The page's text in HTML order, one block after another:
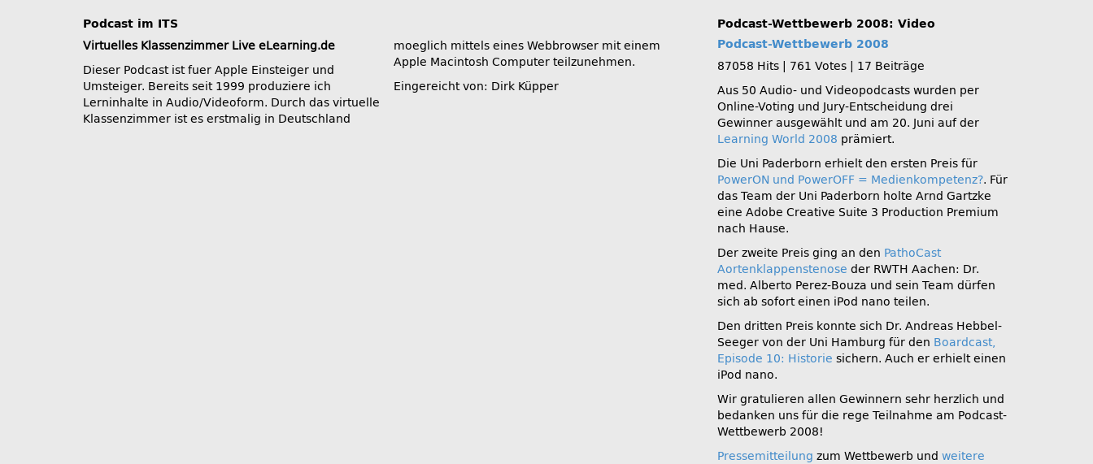
Podcast im ITS
Virtuelles Klassenzimmer Live eLearning.de
Dieser Podcast ist fuer Apple Einsteiger und
Umsteiger. Bereits seit 1999 produziere ich
Lerninhalte in Audio/Videoform. Durch das virtuelle
Klassenzimmer ist es erstmalig in Deutschland
moeglich mittels eines Webbrowser mit einem
Apple Macintosh Computer teilzunehmen.
Eingereicht von: Dirk Küpper
Podcast-Wettbewerb 2008: Video
Podcast-Wettbewerb 2008
87058 Hits
761 Votes
17 Beiträge
Aus 50 Audio- und Videopodcasts wurden per
Online-Voting und Jury-Entscheidung drei
Gewinner ausgewählt und am 20. Juni auf der
Learning World 2008 prämiert.
Die Uni Paderborn erhielt den ersten Preis für
PowerON und PowerOFF = Medienkompetenz?. Für
das Team der Uni Paderborn holte Arnd Gartzke
eine Adobe Creative Suite 3 Production Premium
nach Hause.
Der zweite Preis ging an den PathoCast
Aortenklappenstenose der RWTH Aachen: Dr.
med. Alberto Perez-Bouza und sein Team dürfen
sich ab sofort einen iPod nano teilen.
Den dritten Preis konnte sich Dr. Andreas Hebbel-
Seeger von der Uni Hamburg für den Boardcast,
Episode 10: Historie sichern. Auch er erhielt einen
iPod nano.
Wir gratulieren allen Gewinnern sehr herzlich und
bedanken uns für die rege Teilnahme am Podcast-
Wettbewerb 2008!
Pressemitteilung zum Wettbewerb und weitere